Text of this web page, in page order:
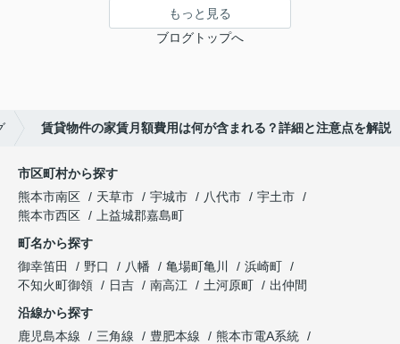
もっと見る
ブログトップへ
賃貸物件の家賃月額費用は何が含まれる？詳細と注意点を解説
市区町村から探す
熊本市南区
天草市 宇城市 八代市
宇土市
熊本市西区
上益城郡嘉島町
町名から探す
御幸笛田
野口 八幡 亀場町亀川
浜崎町
不知火町御領
日吉 南高江 土河原町
出仲間
沿線から探す
鹿児島本線
三角線 豊肥本線
熊本市電A系統